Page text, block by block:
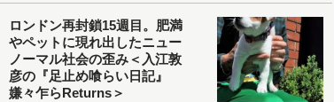
ロンドン再封鎖15週目。肥満
やペットに現れ出したニュー
ノーマル社会の歪み＜入江敦
彦の『足止め喰らい日記』
嫌々乍らReturns＞